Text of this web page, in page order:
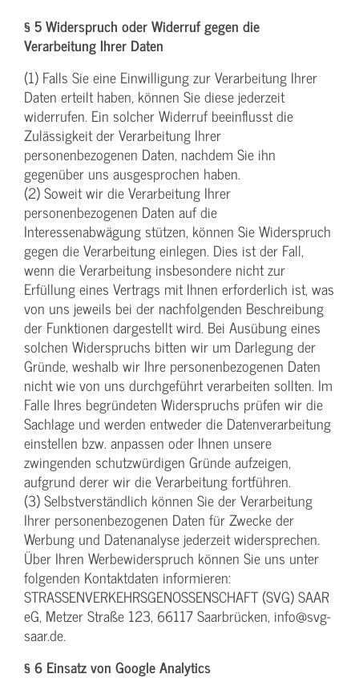
§ 5 Widerspruch oder Widerruf gegen die
Verarbeitung Ihrer Daten
(1) Falls Sie eine Einwilligung zur Verarbeitung Ihrer
Daten erteilt haben, können Sie diese jederzeit
widerrufen. Ein solcher Widerruf beeinflusst die
Zulässigkeit der Verarbeitung Ihrer
personenbezogenen Daten, nachdem Sie ihn
gegenüber uns ausgesprochen haben.
(2) Soweit wir die Verarbeitung Ihrer
personenbezogenen Daten auf die
Interessenabwägung stützen, können Sie Widerspruch
gegen die Verarbeitung einlegen. Dies ist der Fall,
wenn die Verarbeitung insbesondere nicht zur
Erfüllung eines Vertrags mit Ihnen erforderlich ist, was
von uns jeweils bei der nachfolgenden Beschreibung
der Funktionen dargestellt wird. Bei Ausübung eines
solchen Widerspruchs bitten wir um Darlegung der
Gründe, weshalb wir Ihre personenbezogenen Daten
nicht wie von uns durchgeführt verarbeiten sollten. Im
Falle Ihres begründeten Widerspruchs prüfen wir die
Sachlage und werden entweder die Datenverarbeitung
einstellen bzw. anpassen oder Ihnen unsere
zwingenden schutzwürdigen Gründe aufzeigen,
aufgrund derer wir die Verarbeitung fortführen.
(3) Selbstverständlich können Sie der Verarbeitung
Ihrer personenbezogenen Daten für Zwecke der
Werbung und Datenanalyse jederzeit widersprechen.
Über Ihren Werbewiderspruch können Sie uns unter
folgenden Kontaktdaten informieren:
STRASSENVERKEHRSGENOSSENSCHAFT (SVG) SAAR
eG, Metzer Straße 123, 66117 Saarbrücken, info@svg-
saar.de.
§ 6 Einsatz von Google Analytics